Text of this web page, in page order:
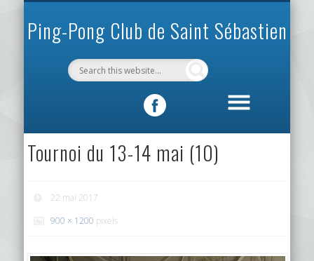
Ping-Pong Club de Saint Sébastien
Tournoi du 13-14 mai (10)
22 mai 2017
900 × 1200 pixels